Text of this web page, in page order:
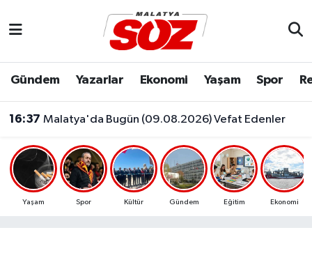
Gündem Yazarlar Ekonomi Yaşam Spor
16:37 Malatya'da Bugün (09.08.2026) Vefat Edenler
16:30 Malatya’da Fırsat Kapısı Açıldı! 129 Kişi Alınacak...
Yaşam Spor Kültür Gündem Eğitim Ekonomi
Dünya
Eğitim
Ekonomi
Malatya Nöbetçi Eczaneler
Malatya Namaz Vakitleri
Malatya Trafik Yoğunluk Haritası
Süper Lig Puan Durumu ve Fikstür